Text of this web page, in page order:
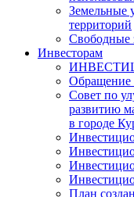
Земельные
территорий
Свободные
Инвесторам
Обращение
Совет по
развитию
в городе
План